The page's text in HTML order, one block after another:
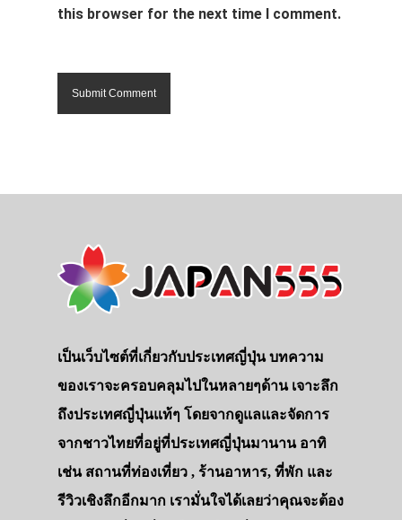
this browser for the next time I comment.
เป็นเว็บไซต์ที่เกี่ยวกับประเทศญี่ปุ่น บทความ
ของเราจะครอบคลุมไปในหลายๆด้าน เจาะลึก
ถึงประเทศญี่ปุ่นแท้ๆ โดยจากดูแลและจัดการ
จากชาวไทยที่อยู่ที่ประเทศญี่ปุ่นมานาน อาทิ
เช่น สถานที่ท่องเที่ยว , ร้านอาหาร, ที่พัก และ
รีวิวเชิงลึกอีกมาก เรามั่นใจได้เลยว่าคุณจะต้อง